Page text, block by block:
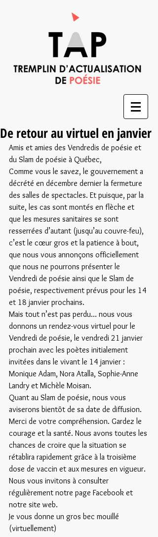
De retour au virtuel en janvier
Amis et amies des Vendredis de poésie et
du Slam de poésie à Québec,
Comme vous le savez, le gouvernement a
décrété en décembre dernier la fermeture
des salles de spectacles. Et puisque, par la
suite, les cas sont montés en flèche et
que les mesures sanitaires se sont
resserrées d’autant (jusqu’au couvre-feu),
c’est le cœur gros et la patience à bout,
que nous vous annonçons officiellement
que nous ne pourrons présenter le
Vendredi de poésie ainsi que le Slam de
poésie, respectivement prévus pour les 14
et 18 janvier prochains.
Mais tout n’est pas perdu… nous vous
donnons un rendez-vous virtuel pour le
Vendredi de poésie, le vendredi 21 janvier
prochain avec les poètes initialement
invitées dans le vivant le 14 janvier :
Monique Adam, Nora Atalla, Sophie-Anne
Landry et Michèle Moisan.
Quant au Slam de poésie, nous vous
aviserons bientôt de sa date de diffusion.
Merci de votre compréhension. Gardez le
courage et la santé. Nous avons toutes les
chances de croire que la situation se
rétablira rapidement grâce à la troisième
dose de vaccin et aux mesures en vigueur.
Nous vous invitons à consulter
régulièrement notre page Facebook et
notre site web.
Je vous donne un gros bec mouillé
(virtuellement)